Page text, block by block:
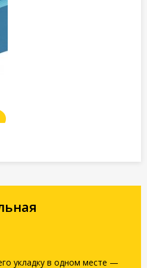
укладку в одном месте —